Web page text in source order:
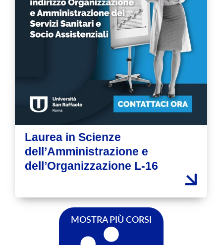
Laurea in Scienze
dell’Amministrazione e
dell’Organizzazione L-16
MOSTRA PIÙ CORSI